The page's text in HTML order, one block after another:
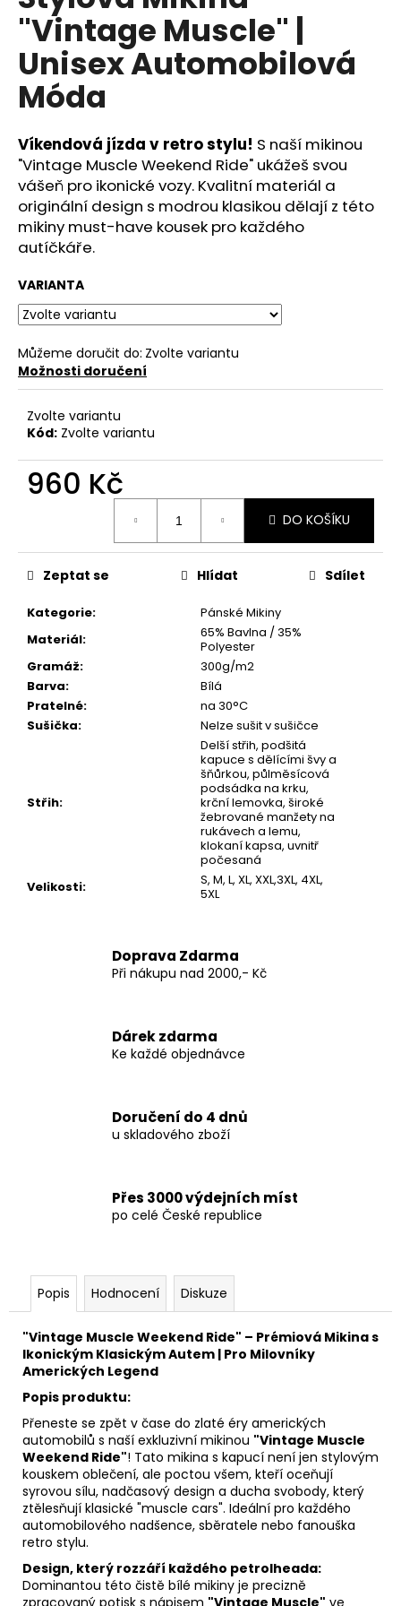
0,0
5
hvězdiček.
"Vintage Muscle" |
Unisex Automobilová
Móda
Víkendová jízda v retro stylu! S naší mikinou
"Vintage Muscle Weekend Ride" ukážeš svou
vášeň pro ikonické vozy. Kvalitní materiál a
originální design s modrou klasikou dělají z této
mikiny must-have kousek pro každého
autíčkáře.
VARIANTA
Můžeme doručit do: Zvolte variantu
Možnosti doručení
Zvolte variantu
Kód: Zvolte variantu
960 Kč
DO KOŠÍKU
Kategorie:
Pánské Mikiny
Materiál:
65% Bavlna / 35%
Polyester
Gramáž:
300g/m2
Barva:
Bílá
Pratelné:
na 30°C
Sušička: Nelze sušit v sušičce
Střih:
Delší střih, podšitá
kapuce s dělícími švy a
šňůrkou, půlměsícová
podsádka na krku,
krční lemovka, široké
žebrované manžety na
rukávech a lemu,
klokaní kapsa, uvnitř
počesaná
Velikosti:
S, M, L, XL, XXL,3XL, 4XL,
5XL
Zeptat se Hlídat Sdílet
Doprava Zdarma
Při nákupu nad 2000,- Kč
Dárek zdarma
Ke každé objednávce
Doručení do 4 dnů
u skladového zboží
Přes 3000 výdejních míst
po celé České republice
Popis Hodnocení Diskuze
"Vintage Muscle Weekend Ride" – Prémiová Mikina s
Ikonickým Klasickým Autem | Pro Milovníky
Amerických Legend
Popis produktu:
Přeneste se zpět v čase do zlaté éry amerických
automobilů s naší exkluzivní mikinou "Vintage Muscle
Weekend Ride"! Tato mikina s kapucí není jen stylovým
kouskem oblečení, ale poctou všem, kteří oceňují
syrovou sílu, nadčasový design a ducha svobody, který
ztělesňují klasické "muscle cars". Ideální pro každého
automobilového nadšence, sběratele nebo fanouška
retro stylu.
Design, který rozzáří každého petrolheada:
Dominantou této čistě bílé mikiny je precizně
zpracovaný potisk s nápisem "Vintage Muscle" ve
a
j
í
t
?
HLEDAT
D
o
p
o
r
u
u
e
m
PÁNSKÉ
TRIČKO
AYRTON
"LEGENDA
12"
VÍTĚZSTVÍ
BARVÁCH
BRAZÍLIE
490